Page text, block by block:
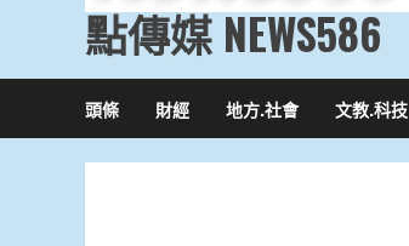
點傳媒 NEWS586
頭條 財經 地方.社會 文教.科技